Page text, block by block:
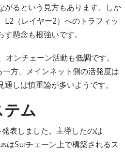
がるという見方もあります。しか
L2（レイヤー2）へのトラフィッ
懸念も根強いです。
ンチェーン活動も低調です。
方、メインネット側の活発度は
しは慎重論が多いようです。
ム
表しました。主導したのは
Suiチェーン上で構築されるス